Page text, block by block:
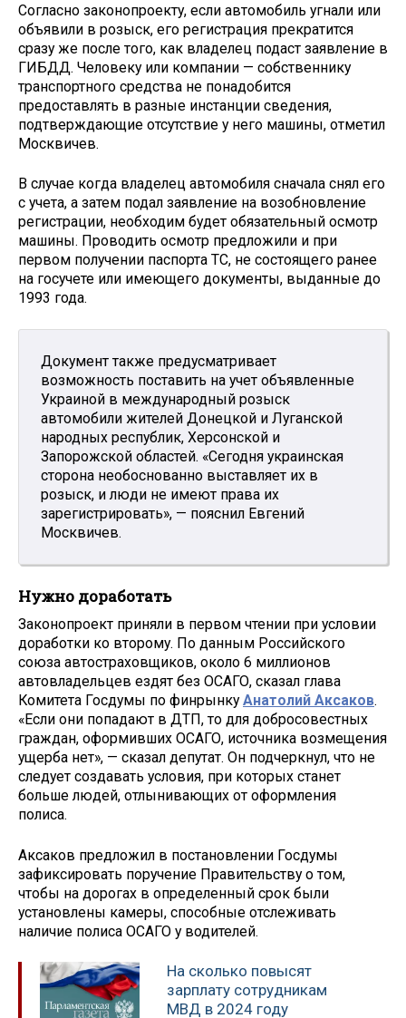
Согласно законопроекту, если автомобиль угнали или
объявили в розыск, его регистрация прекратится
сразу же после того, как владелец подаст заявление в
ГИБДД. Человеку или компании — собственнику
транспортного средства не понадобится
предоставлять в разные инстанции сведения,
подтверждающие отсутствие у него машины, отметил
Москвичев.
В случае когда владелец автомобиля сначала снял его
с учета, а затем подал заявление на возобновление
регистрации, необходим будет обязательный осмотр
машины. Проводить осмотр предложили и при
первом получении паспорта ТС, не состоящего ранее
на госучете или имеющего документы, выданные до
1993 года.
Документ также предусматривает
возможность поставить на учет объявленные
Украиной в международный розыск
автомобили жителей Донецкой и Луганской
народных республик, Херсонской и
Запорожской областей. «Сегодня украинская
сторона необоснованно выставляет их в
розыск, и люди не имеют права их
зарегистрировать», — пояснил Евгений
Москвичев.
Нужно доработать
Законопроект приняли в первом чтении при условии
доработки ко второму. По данным Российского
союза автостраховщиков, около 6 миллионов
автовладельцев ездят без ОСАГО, сказал глава
Комитета Госдумы по финрынкуАнатолий Аксаков.
«Если они попадают в ДТП, то для добросовестных
граждан, оформивших ОСАГО, источника возмещения
ущерба нет», — сказал депутат. Он подчеркнул, что не
следует создавать условия, при которых станет
больше людей, отлынивающих от оформления
полиса.
Аксаков предложил в постановлении Госдумы
зафиксировать поручение Правительству о том,
чтобы на дорогах в определенный срок были
установлены камеры, способные отслеживать
наличие полиса ОСАГО у водителей.
На сколько повысят
зарплату сотрудникам
МВД в 2024 году